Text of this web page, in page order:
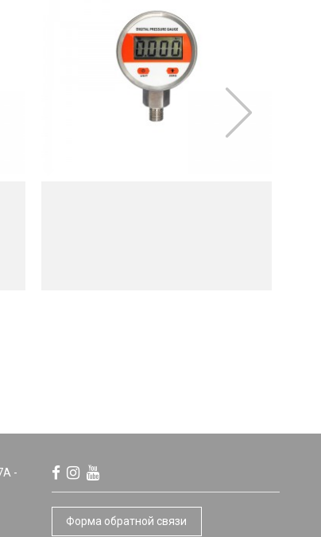
-
Форма обратной связи